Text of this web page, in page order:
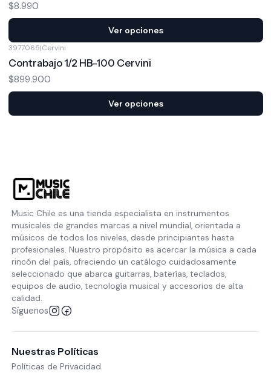
$8.990
Ver opciones
3977065|Cervini
Contrabajo 1/2 HB-100 Cervini
$899.900
Ver opciones
Music Chile es una tienda especialista en instrumentos
musicales de grandes marcas a nivel mundial, orientada a
músicos de todos los niveles, desde principiantes hasta
profesionales. Nuestro propósito es acercar la música a cada
rincón del país, ofreciendo un catálogo cuidadosamente
seleccionado que abarca guitarras, baterías, teclados,
equipos de audio, tecnología musical y accesorios de alta
calidad.
Síguenos
Nuestras Políticas
Políticas de Privacidad